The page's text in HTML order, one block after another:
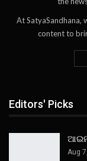
At SatyaSandhana,
content to
Editors' Picks
ଆଇନ
Aug